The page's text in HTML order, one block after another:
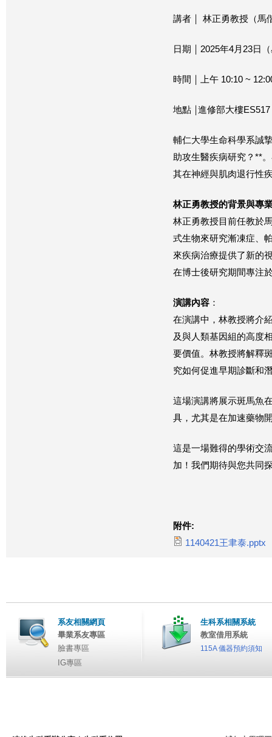
講者 ￨ 林正勇教授（馬
日期 ￨ 2025年4月23日
時間 ￨ 上午 10:10 ~
地點 ￨進修部大樓
輔仁大學生命科學系誠
助攻生醫疾病研究？**
其在神經與肌肉退行性
林正勇教授的背景與專
林正勇教授目前任教於
式生物來研究漸凍症、
來疾病治療提供了新的
在博士後研究期間專注
演講內容 ：
在演講中，林教授將介
及與人類基因組的高度
要價值。林教授將解釋
究如何促進早期診斷和
這場演講將展示斑馬魚
具，尤其是在加速藥物
這是一場難得的學術交
加！我們期待與您共同
附件:
1140421王聿泰.pptx
系友相關網頁
畢業系友專區
臉書專區
IG專區
生科系相關系統
教室借用系統
115A 儀器預約須知